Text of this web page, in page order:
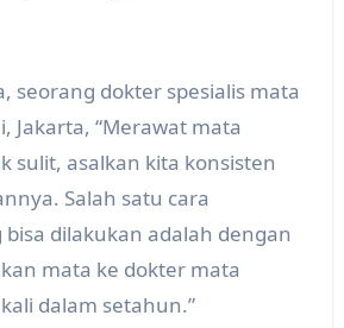
seorang dokter spesialis mata
Jakarta, “Merawat mata
sulit, asalkan kita konsisten
Salah satu cara
dilakukan adalah dengan
mata ke dokter mata
dalam setahun.”